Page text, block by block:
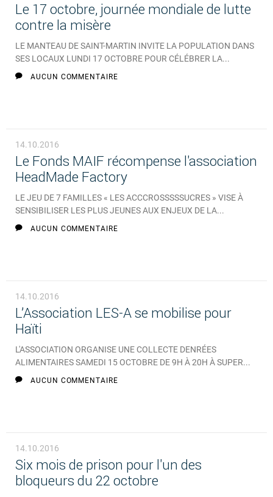
Le 17 octobre, journée mondiale de lutte
contre la misère
LE MANTEAU DE SAINT-MARTIN INVITE LA POPULATION DANS
SES LOCAUX LUNDI 17 OCTOBRE POUR CÉLÉBRER LA...
AUCUN COMMENTAIRE
14.10.2016
Le Fonds MAIF récompense l'association
HeadMade Factory
LE JEU DE 7 FAMILLES « LES ACCCROSSSSSUCRES » VISE À
SENSIBILISER LES PLUS JEUNES AUX ENJEUX DE LA...
AUCUN COMMENTAIRE
14.10.2016
L’Association LES-A se mobilise pour
Haïti
L'ASSOCIATION ORGANISE UNE COLLECTE DENRÉES
ALIMENTAIRES SAMEDI 15 OCTOBRE DE 9H À 20H À SUPER...
AUCUN COMMENTAIRE
14.10.2016
Six mois de prison pour l'un des
bloqueurs du 22 octobre